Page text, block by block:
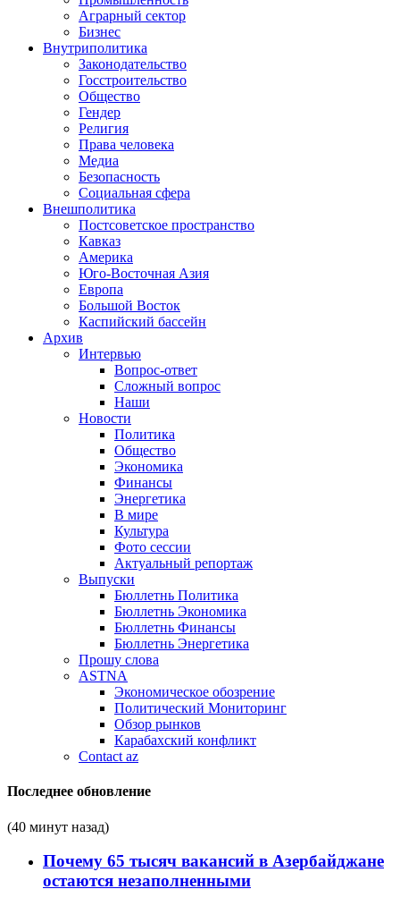
Аграрный сектор
Бизнес
Внутриполитика
Законодательство
Госстроительство
Общество
Гендер
Религия
Права человека
Медиа
Безопасность
Социальная сфера
Внешполитика
Постсоветское пространство
Кавказ
Америка
Юго-Восточная Азия
Европа
Большой Восток
Каспийский бассейн
Архив
Интервью
Вопрос-ответ
Сложный вопрос
Наши
Новости
Политика
Общество
Экономика
Финансы
Энергетика
В мире
Культура
Фото сессии
Актуальный репортаж
Выпуски
Бюллетнь Политика
Бюллетнь Экономика
Бюллетнь Финансы
Бюллетнь Энергетика
Прошу слова
ASTNA
Экономическое обозрение
Политический Мониторинг
Обзор рынков
Карабахский конфликт
Contact az
Последнее обновление
(40 минут назад)
Почему 65 тысяч вакансий в Азербайджане
остаются незаполненными